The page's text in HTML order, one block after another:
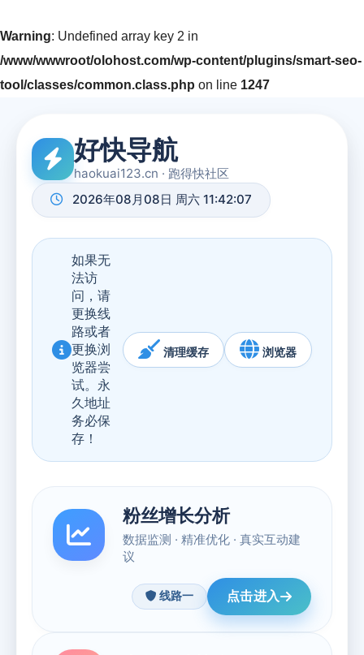
Warning: Undefined array key 2 in
/www/wwwroot/olohost.com/wp-content/plugins/smart-seo-
tool/classes/common.class.php on line 1247